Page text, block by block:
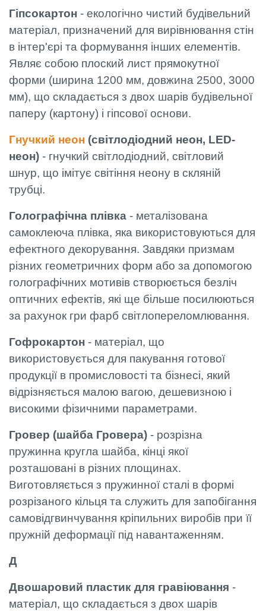
Гіпсокартон - екологічно чистий будівельний
матеріал, призначений для вирівнювання стін
в інтер'єрі та формування інших елементів.
Являє собою плоский лист прямокутної
форми (ширина 1200 мм, довжина 2500, 3000
мм), що складається з двох шарів будівельної
паперу (картону) і гіпсової основи.
Гнучкий неон (світлодіодний неон, LED-
неон) - гнучкий світлодіодний, світловий
шнур, що імітує світіння неону в скляній
трубці.
Голографічна плівка - металізована
самоклеюча плівка, яка використовуються для
ефектного декорування. Завдяки призмам
різних геометричних форм або за допомогою
голографічних мотивів створюється безліч
оптичних ефектів, які ще більше посилюються
за рахунок гри фарб світлопереломлювання.
Гофрокартон - матеріал, що
використовується для пакування готової
продукції в промисловості та бізнесі, який
відрізняється малою вагою, дешевизною і
високими фізичними параметрами.
Гровер (шайба Гровера) - розрізна
пружинна кругла шайба, кінці якої
розташовані в різних площинах.
Виготовляється з пружинної сталі в формі
розрізаного кільця та служить для запобігання
самовідгвинчування кріпильних виробів при її
пружній деформації під навантаженням.
Д
Двошаровий пластик для гравіювання -
матеріал, що складається з двох шарів